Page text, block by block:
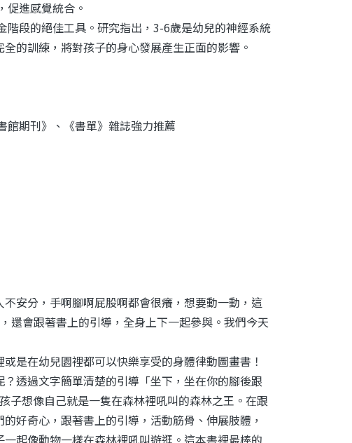
進感覺統合。
段的絕佳工具。研究指出，3-6歲是幼兒的神經系統
的訓練，將對孩子的身心發展產生正面的影響。
期刊》、《書單》雜誌強力推薦
安分，手啊腳啊屁股啊都會很癢，想要動一動，這
會跟著書上的引導，全身上下一起參與。我們今天
在幼兒園裡都可以快樂享受的身體律動圖畫書！
透過文字簡單清楚的引導「坐下，坐在你的腳後跟
子想像自己就是一隻在森林裡吼叫的森林之王。在跟
好奇心，跟著書上的引導，活動筋骨、伸展肢體，
起像動物一樣在森林裡吼叫遊逛。這本書裡最棒的